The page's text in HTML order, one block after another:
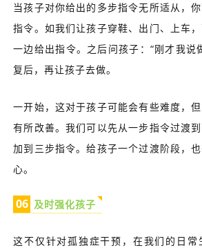
当孩子对你给出的多步指令无所适从，
指令。如我们让孩子穿鞋、出门、上车，
一边给出指令。之后问孩子：“刚才我说
复后，再让孩子去做。
一开始，这对于孩子可能会有些难度，
有所改善。我们可以先从一步指令过渡
加到三步指令。给孩子一个过渡阶段，
心。
06 及时强化孩子
这不仅针对孤独症干预，在我们的日常